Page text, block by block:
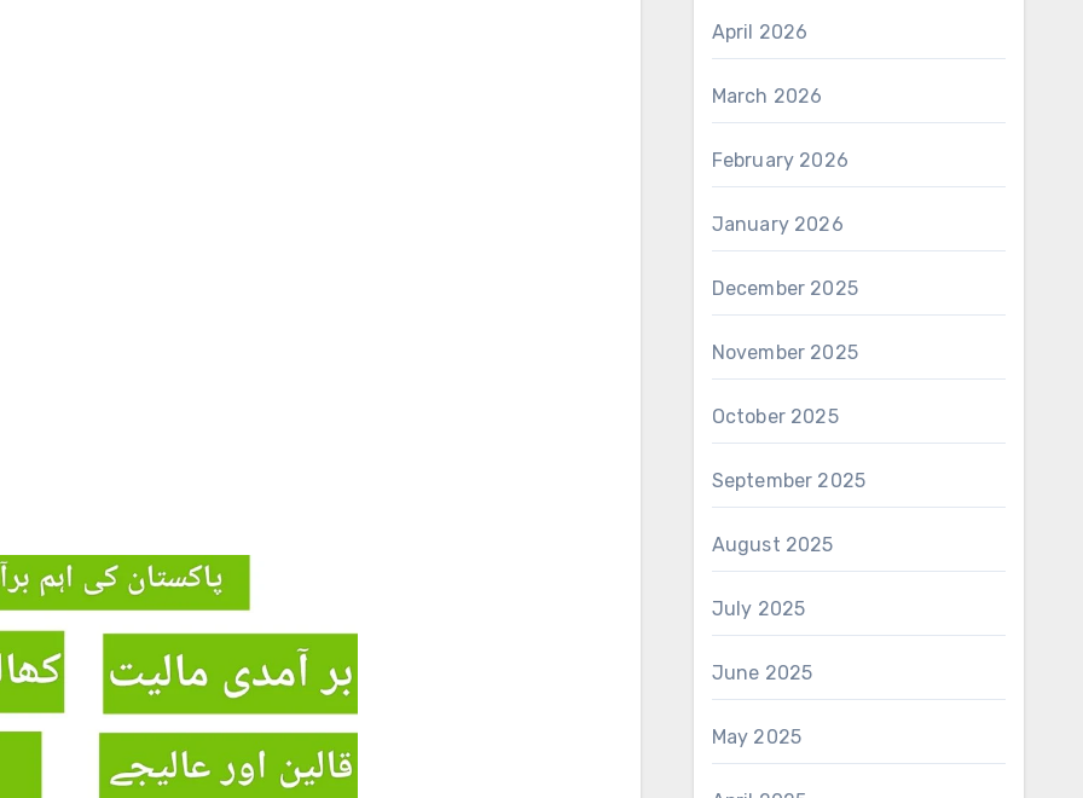
April 2026
March 2026
February 2026
January 2026
December 2025
November 2025
October 2025
September 2025
August 2025
July 2025
June 2025
May 2025